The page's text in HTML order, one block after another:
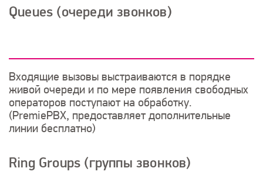
Queues (очереди звонков)
Входящие вызовы выстраиваются в порядке
живой очереди и по мере появления свободных
операторов поступают на обработку.
(PremiePBX, предоставляет дополнительные
линии бесплатно)
Ring Groups (группы звонков)